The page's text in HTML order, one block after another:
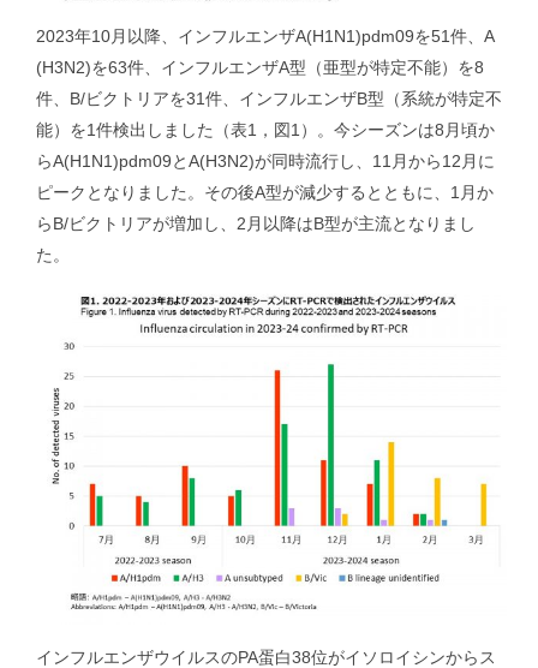
地理情報システム｜Geographic Information Systems（GIS）
社会疫学研究｜Social Epidemiology
論文｜Publications
講演・学会発表等｜Presentations & Lectures
書籍｜Book
2023年10月以降、インフルエンザA(H1N1)pdm09を51件、A
(H3N2)を63件、インフルエンザA型（亜型が特定不能）を8
件、B/ビクトリアを31件、インフルエンザB型（系統が特定不
能）を1件検出しました（表1，図1）。今シーズンは8月頃か
らA(H1N1)pdm09とA(H3N2)が同時流行し、11月から12月に
ピークとなりました。その後A型が減少するとともに、1月か
らB/ビクトリアが増加し、2月以降はB型が主流となりまし
た。
インフルエンザウイルスのPA蛋白38位がイソロイシンからス